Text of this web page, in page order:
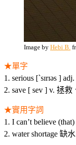
Image by Hebi B.
★單字
1. serious [ˋsɪrɪəs ]
2. save [ sev ] v. 拯
★實用字詞
1. I can’t believe
2. water shortage 缺水